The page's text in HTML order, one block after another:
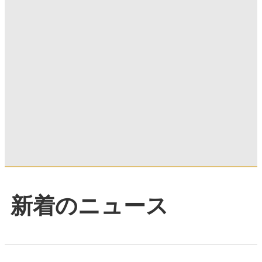
新着のニュース